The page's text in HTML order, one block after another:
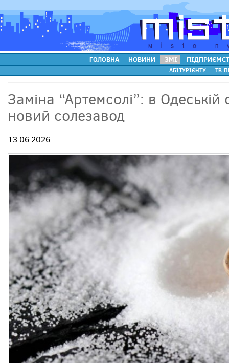
ГОЛОВНА НОВИНИ ЗМІ
АБІТУРІЄНТУ ТВ-
Заміна “Артемсолі”: в
новий солезавод
13.06.2026